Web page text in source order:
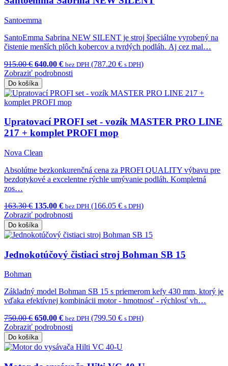
Santoemma
SantoEmma Sabrina NEW SILENT je stroj špeciálne vyrobený na
čistenie menších plôch kobercov a tvrdých podláh. Aj cez mal…
915.00 € 640.00 € bez DPH (787.20 € s DPH)
Zobraziť podrobnosti
Do košíka
Upratovací PROFI set - vozík MASTER PRO LINE
217 + komplet PROFI mop
Nova Clean
Absolútne bezkonkurenčná cena za PROFI QUALITY výbavu pre
bezdotykové a excelentne rýchle umývanie podláh. Kompletná
zos…
163.30 € 135.00 € bez DPH (166.05 € s DPH)
Zobraziť podrobnosti
Do košíka
Jednokotúčový čistiaci stroj Bohman SB 15
Bohman
Základný model Bohman SB 15 s priemerom kefy 430 mm, ktorý je
vďaka efektívnej kombinácii motor - hmotnosť - rýchlosť vh…
750.00 € 650.00 € bez DPH (799.50 € s DPH)
Zobraziť podrobnosti
Do košíka